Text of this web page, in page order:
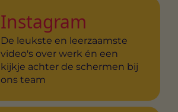
Instagram
De leukste en leerzaamste
video's over werk én een
kijkje achter de schermen bij
ons team